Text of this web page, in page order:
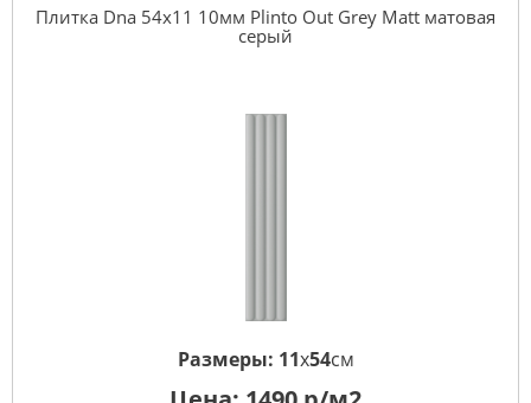
Плитка Dna 54x11 10мм Plinto Out Grey Matt матовая
серый
Размеры: 11x54см